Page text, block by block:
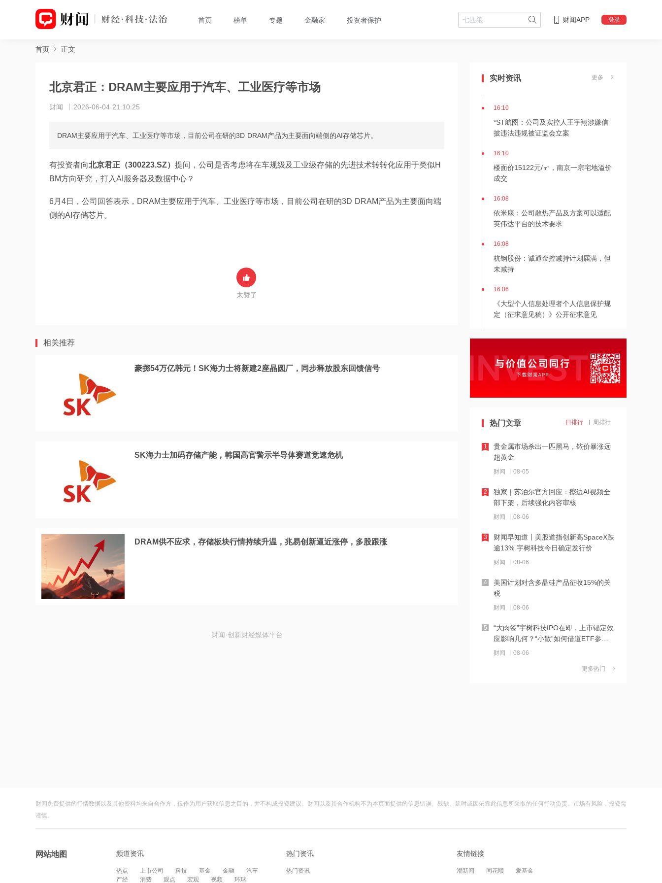
首页 榜单 专题 金融家 投资者保护 财闻APP 登录
首页 正文
北京君正：DRAM主要应用于汽车、工业医疗等市场
财闻 2026-06-04 21:10:25
DRAM主要应用于汽车、工业医疗等市场，目前公司在研的3D DRAM产品为主要面向端侧的AI存储芯片。
有投资者向北京君正（300223.SZ） 提问，公司是否考虑将在车规级及工业级存储的先进技术转转化应用于类似H
BM方向研究，打入AI服务器及数据中心？
6月4日，公司回答表示，DRAM主要应用于汽车、工业医疗等市场，目前公司在研的3D DRAM产品为主要面向端
侧的AI存储芯片。
太赞了
相关推荐
豪掷54万亿韩元！SK海力士将新建2座晶圆厂，同步释放股东回馈信号
SK海力士加码存储产能，韩国高官警示半导体赛道竞速危机
DRAM供不应求，存储板块行情持续升温，兆易创新逼近涨停，多股跟涨
财闻·创新财经媒体平台
实时资讯 更多
金智科技：中标国网上海电力及南京公
安项目 合计7359.28万元
16:10
*ST航图：公司及实控人王宇翔涉嫌信
披违法违规被证监会立案
16:10
楼面价15122元/㎡，南京一宗宅地溢价
成交
16:08
依米康：公司散热产品及方案可以适配
英伟达平台的技术要求
16:08
杭钢股份：诚通金控减持计划届满，但
未减持
16:06
《大型个人信息处理者个人信息保护规
定（征求意见稿）》公开征求意见
变化？
16:02
于培育发展阶段
16:02
万头，销售收入2.04亿元
16:02
元，同比增长31.23%
15:59
免费退改签
15:59
头，环比减少27.57%
15:58
中在实时性、数据闭环、评测口径和量
巨星农牧：7月公司商品肥猪销售量为
15:56
热门文章 日排行 周排行
贵金属市场杀出一匹黑马，铱价暴涨远
超黄金
财闻 08-05
1
独家 | 苏泊尔官方回应：擦边AI视频全
部下架，后续强化内容审核
财闻 08-06
2
财闻早知道丨美股道指创新高SpaceX跌
逾13% 宇树科技今日确定发行价
财闻 08-06
3
美国计划对含多晶硅产品征收15%的关
税
财闻 08-06
4
“大肉签”宇树科技IPO在即，上市锚定效
应影响几何？“小散”如何借道ETF参
与？
财闻 08-06
5
茉莉奶白陷降薪罗生门，当事人称：公
大涨152%！哈啰、美团单车“好伙伴”登
10
更多热门
财闻免费提供的行情数据以及其他资料均来自合作方，仅作为用户获取信息之目的，并不构成投资建议。财闻以及其合作机构不为本页面提供的信息错误、残缺、延时或因依靠此信息所采取的任何行动负责。市场有风险，投资需
谨慎。
网站地图 频道资讯
热点 上市公司 科技 基金 金融
汽车
产经
消费 观点 宏观 视频 环球
热门资讯
热门资讯
友情链接
潮新闻 同花顺 爱基金